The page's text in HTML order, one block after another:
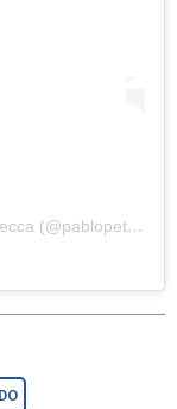
Una publicación compartida por Pablo Petrecca (@pablopetrecca)